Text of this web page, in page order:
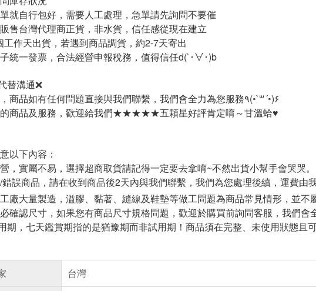
就自行包好，需要人工處理，急單請先詢問不要催
售台灣代理商正貨，非水貨，信任感從現在建立
工作天出貨，若遇到商品調貨，約2-7天寄出
統一發票，合法經營申報稅務，值得信任d(`･∀･)b
替溝通❌
賣場經營不易，商品如有任何問題直接與我們聯繫，我們會全力為您服務٩(◦`꒳´◦)۶
的商品及服務，歡迎給我們★★★★★五顆星好評肯定唷～甘溫蛤♥
以下內容：
，實屬不易，選擇超商取貨請記得一定要去拿唷~不然出貨小幫手會哭哭。
誤商品，請在收到商品後2天內與我們聯繫，我們為您處理後續，運費由
廠大量製造，溢膠、黏著、縫線及鞋墊等做工問題為商品常見情形，並不
確認尺寸，如果您有商品尺寸規格問題，歡迎於購買前詢問客服，我們會
期，七天鑑賞期指的是猶豫期而非試用期！商品須在完整、未使用狀態且
台灣